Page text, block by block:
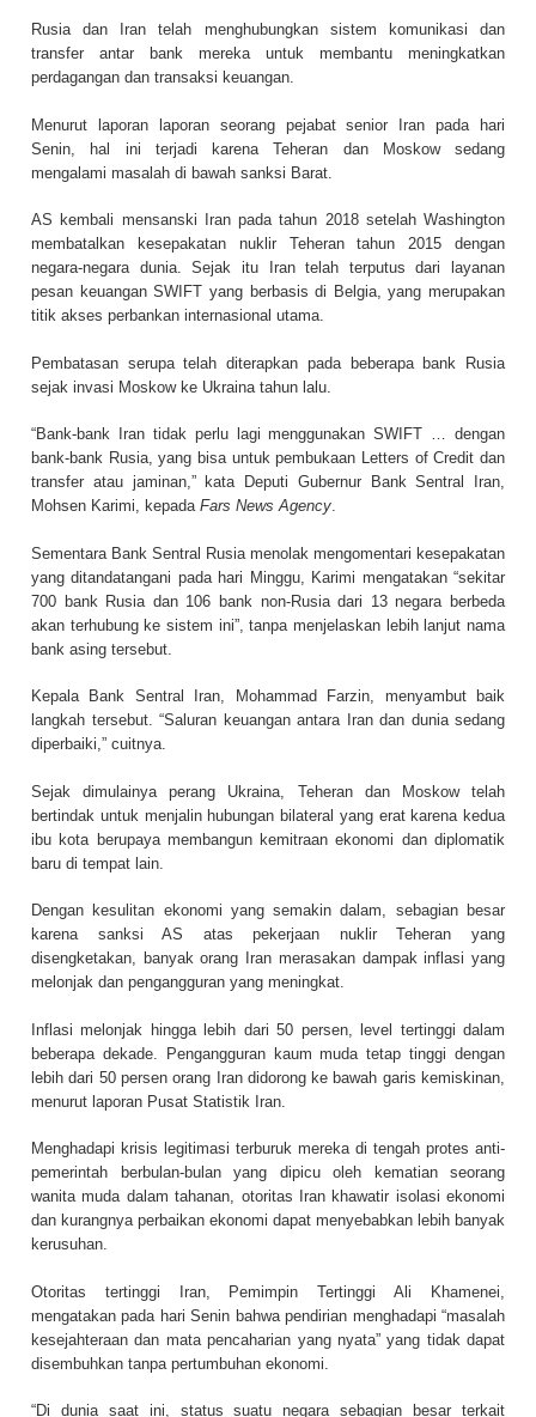
Rusia dan Iran telah menghubungkan sistem komunikasi dan
transfer antar bank mereka untuk membantu meningkatkan
perdagangan dan transaksi keuangan.
Menurut laporan laporan seorang pejabat senior Iran pada hari
Senin, hal ini terjadi karena Teheran dan Moskow sedang
mengalami masalah di bawah sanksi Barat.
AS kembali mensanski Iran pada tahun 2018 setelah Washington
membatalkan kesepakatan nuklir Teheran tahun 2015 dengan
negara-negara dunia. Sejak itu Iran telah terputus dari layanan
pesan keuangan SWIFT yang berbasis di Belgia, yang merupakan
titik akses perbankan internasional utama.
Pembatasan serupa telah diterapkan pada beberapa bank Rusia
sejak invasi Moskow ke Ukraina tahun lalu.
“Bank-bank Iran tidak perlu lagi menggunakan SWIFT … dengan
bank-bank Rusia, yang bisa untuk pembukaan Letters of Credit dan
transfer atau jaminan,” kata Deputi Gubernur Bank Sentral Iran,
Mohsen Karimi, kepada Fars News Agency.
Sementara Bank Sentral Rusia menolak mengomentari kesepakatan
yang ditandatangani pada hari Minggu, Karimi mengatakan “sekitar
700 bank Rusia dan 106 bank non-Rusia dari 13 negara berbeda
akan terhubung ke sistem ini”, tanpa menjelaskan lebih lanjut nama
bank asing tersebut.
Kepala Bank Sentral Iran, Mohammad Farzin, menyambut baik
langkah tersebut. “Saluran keuangan antara Iran dan dunia sedang
diperbaiki,” cuitnya.
Sejak dimulainya perang Ukraina, Teheran dan Moskow telah
bertindak untuk menjalin hubungan bilateral yang erat karena kedua
ibu kota berupaya membangun kemitraan ekonomi dan diplomatik
baru di tempat lain.
Dengan kesulitan ekonomi yang semakin dalam, sebagian besar
karena sanksi AS atas pekerjaan nuklir Teheran yang
disengketakan, banyak orang Iran merasakan dampak inflasi yang
melonjak dan pengangguran yang meningkat.
Inflasi melonjak hingga lebih dari 50 persen, level tertinggi dalam
beberapa dekade. Pengangguran kaum muda tetap tinggi dengan
lebih dari 50 persen orang Iran didorong ke bawah garis kemiskinan,
menurut laporan Pusat Statistik Iran.
Menghadapi krisis legitimasi terburuk mereka di tengah protes anti-
pemerintah berbulan-bulan yang dipicu oleh kematian seorang
wanita muda dalam tahanan, otoritas Iran khawatir isolasi ekonomi
dan kurangnya perbaikan ekonomi dapat menyebabkan lebih banyak
kerusuhan.
Otoritas tertinggi Iran, Pemimpin Tertinggi Ali Khamenei,
mengatakan pada hari Senin bahwa pendirian menghadapi “masalah
kesejahteraan dan mata pencaharian yang nyata” yang tidak dapat
disembuhkan tanpa pertumbuhan ekonomi.
“Di dunia saat ini, status suatu negara sebagian besar terkait